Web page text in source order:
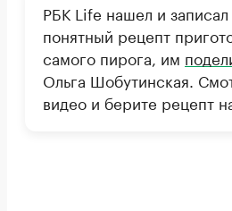
РБК Life нашел и
понятный рецепт
самого пирога, им
Ольга Шобутинская.
видео и берите рецепт